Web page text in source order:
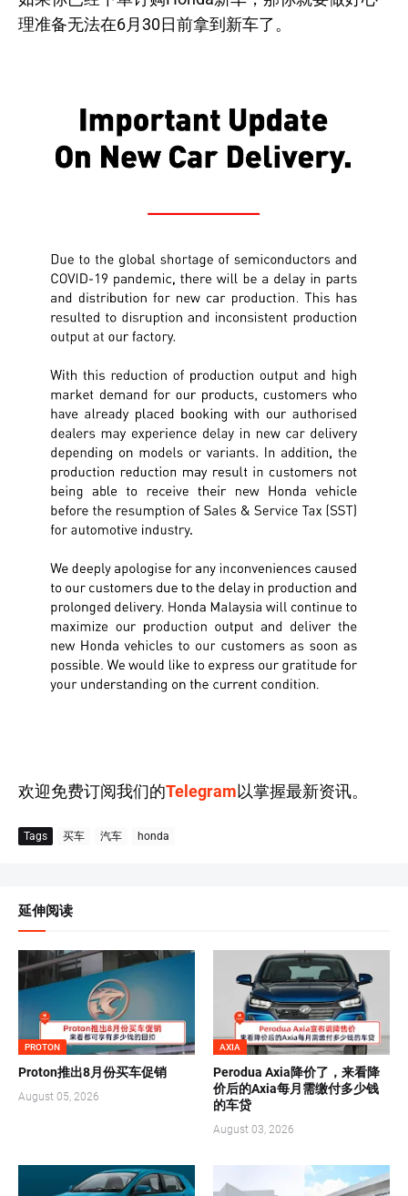
理准备无法在6月30日前拿到新车了。
欢迎免费订阅我们的Telegram以掌握最新资讯。
Tags 买车 汽车 honda
延伸阅读
PROTON
Proton推出8月份买车促销
August 05, 2026
AXIA
Perodua Axia降价了，来看降
价后的Axia每月需缴付多少钱
的车贷
August 03, 2026